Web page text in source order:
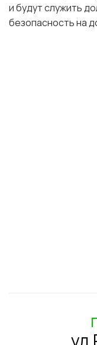
и будут служить
безопасность на